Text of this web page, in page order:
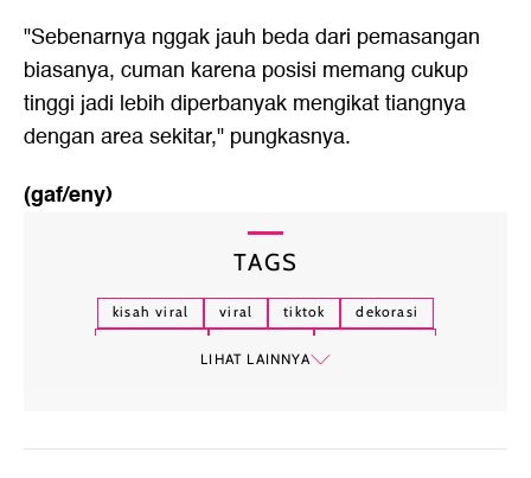
"Sebenarnya nggak jauh beda dari pemasangan
biasanya, cuman karena posisi memang cukup
tinggi jadi lebih diperbanyak mengikat tiangnya
dengan area sekitar," pungkasnya.
(gaf/eny)
TAGS
kisah viral viral tiktok
dekorasi
LIHAT LAINNYA